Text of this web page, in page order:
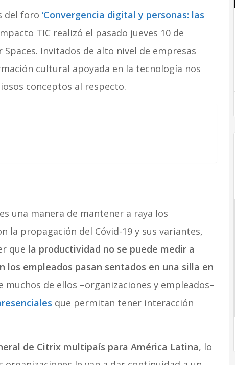
del foro ‘Convergencia digital y personas: las
TIC realizó el pasado jueves 10 de
Invitados de alto nivel de empresas
cultural apoyada en la tecnología nos
conceptos al respecto.
una manera de mantener a raya los
la propagación del Cóvid-19 y sus variantes,
que la productividad no se puede medir a
los empleados pasan sentados en una silla en
de ellos –organizaciones y empleados–
que permitan tener interacción
de Citrix multipaís para América Latina, lo